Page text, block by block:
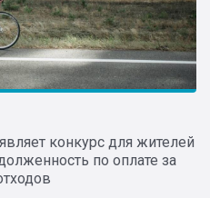
конкурс для жителей
по оплате за